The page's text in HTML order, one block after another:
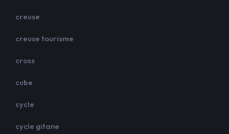
creuse
creuse tourisme
cross
cube
cycle
cycle gitane